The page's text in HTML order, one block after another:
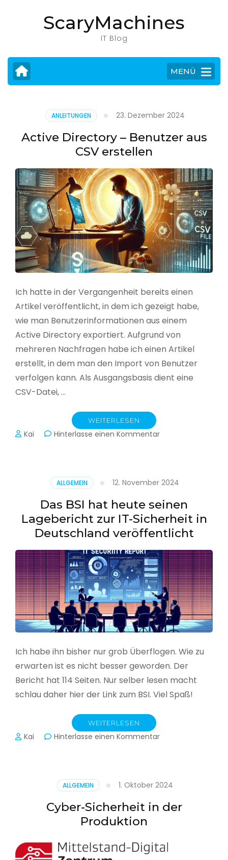
drücken)
ScaryMachines
IT Blog
MENÜ
ANLEITUNGEN 23. Dezember 2024
Active Directory – Benutzer aus
CSV erstellen
Ich hatte in der Vergangenheit bereits einen
Artikel veröffentlicht, in dem ich gezeigt habe,
wie man Benutzerinformationen aus einem
Active Directory exportiert. Aufgrund von
mehreren Nachfragen habe ich einen Artikel
erstellt, in dem man den Import von Benutzer
verfolgen kann. Als Ausgangsbasis dient eine
CSV-Datei, …
WEITERLESEN
Kai Hinterlasse einen Kommentarzu
aus
CSV
erstellen
ALLGEMEIN 12. November 2024
Das BSI hat heute seinen
Lagebericht zur IT-Sicherheit in
Deutschland veröffentlicht
Ich habe ihn bisher nur grob Überflogen. Wie zu
erwarten ist es nicht besser geworden. Der
Bericht hat 114 Seiten. Nur selber lesen macht
schlau daher hier der Link zum BSI. Viel Spaß!
WEITERLESEN
Kai Hinterlasse einen Kommentarzu
seinen
Lagebericht
zur
in
Deutschland
ALLGEMEIN 1. Oktober 2024
Cyber-Sicherheit in der
Produktion